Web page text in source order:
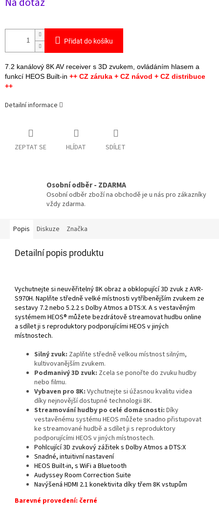
cena:
Přidat do košíku
7.2 kanálový 8K AV receiver s 3D zvukem, ovládáním hlasem a
funkcí HEOS Built-in ++ CZ záruka + CZ návod + CZ distribuce
++
Detailní informace
ZEPTAT SE HLÍDAT SDÍLET
Osobní odběr - ZDARMA
Osobní odběr zboží na obchodě je u nás pro zákazníky
vždy zdarma.
Popis Diskuze Značka
Detailní popis produktu
Vychutnejte si neuvěřitelný 8K obraz a obklopující 3D zvuk z AVR-
S970H. Naplňte středně velké místnosti vytříbenějším zvukem ze
sestavy 7.2 nebo 5.2.2 s Dolby Atmos a DTS:X. A s vestavěným
systémem HEOS® můžete bezdrátově streamovat hudbu online
a sdílet ji s reproduktory podporujícími HEOS v jiných
místnostech.
Silný zvuk: Zaplňte středně velkou místnost silným,
kultivovanějším zvukem.
Podmanivý 3D zvuk: Zcela se ponořte do zvuku hudby
nebo filmu.
Vybaven pro 8K: Vychutnejte si úžasnou kvalitu videa
díky nejnovější dostupné technologii 8K.
Streamování hudby po celé domácnosti: Díky
vestavěnému systému HEOS můžete snadno přistupovat
ke streamované hudbě a sdílet ji s reproduktory
podporujícími HEOS v jiných místnostech.
Pohlcující 3D zvukový zážitek s Dolby Atmos a DTS:X
Snadné, intuitivní nastavení
HEOS Built-in, s WiFi a Bluetooth
Audyssey Room Correction Suite
Navýšená HDMI 2.1 konektivita díky třem 8K vstupům
Barevné provedení: černé